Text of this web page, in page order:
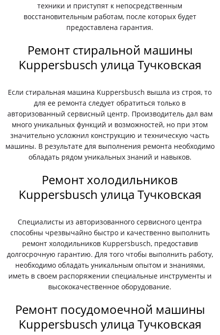
техники и приступят к непосредственным
восстановительным работам, после которых будет
предоставлена гарантия.
Ремонт стиральной машины
Kuppersbusch улица Тучковская
Если стиральная машина Kuppersbusch вышла из строя, то
для ее ремонта следует обратиться только в
авторизованный сервисный центр. Производитель дал вам
много уникальных функций и возможностей, но при этом
значительно усложнил конструкцию и техническую часть
машины. В результате для выполнения ремонта необходимо
обладать рядом уникальных знаний и навыков.
Ремонт холодильников
Kuppersbusch улица Тучковская
Специалисты из авторизованного сервисного центра
способны чрезвычайно быстро и качественно выполнить
ремонт холодильников Kuppersbusch, предоставив
долгосрочную гарантию. Для того чтобы выполнить работу,
необходимо обладать уникальным опытом и знаниями,
иметь в своем распоряжении специальные инструменты и
высококачественное оборудование.
Ремонт посудомоечной машины
Kuppersbusch улица Тучковская